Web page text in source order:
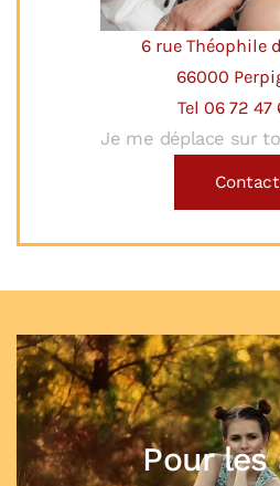
6 rue Théophile
66000
Tel 06 72 47
Je me déplace sur
Contact
Pour les